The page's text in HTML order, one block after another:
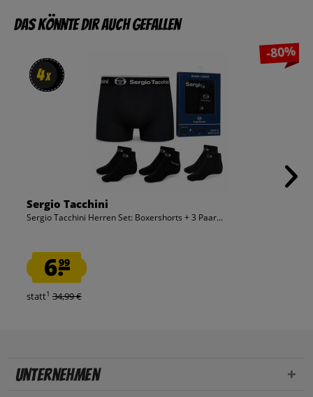
Das könnte dir auch gefallen
4x
4x
-80%
Sergio Tacchini
Sergio Tacchini Herren Set: Boxershorts + 3 Paar...
6.99
statt1 34,99 €
Unternehmen